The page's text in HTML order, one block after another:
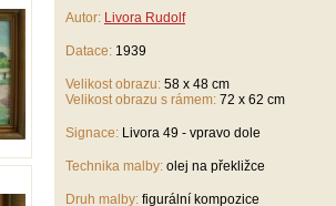
Autor: Livora Rudolf
Datace: 1939
Velikost obrazu: 58 x 48 cm
Velikost obrazu s rámem: 72 x 62 cm
Signace: Livora 49 - vpravo dole
Technika malby: olej na překližce
Druh malby: figurální kompozice